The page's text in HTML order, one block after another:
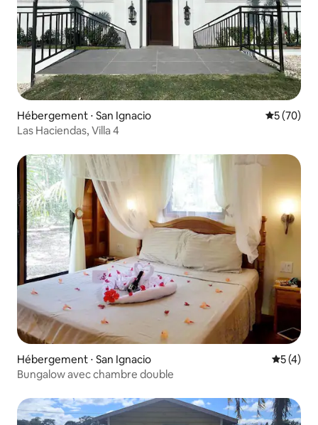
Hébergement ⋅ San Ignacio
5 (70)
Las Haciendas, Villa 4
Hébergement ⋅ San Ignacio
5 (4)
Bungalow avec chambre double